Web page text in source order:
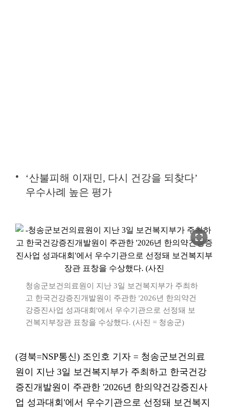
‘산불피해 이재민, 다시 건강을 되찾다’
우수사례 높은 평가
fullscreen
청송군보건의료원이 지난 3일 보건복지부가 주최하
고 한국건강증진개발원이 주관한 '2026년 한의약건
강증진사업 성과대회'에서 우수기관으로 선정돼 보
건복지부장관 표창을 수상했다. (사진 = 청송군)
(경북=NSP통신) 조인호 기자 = 청송군보건의료
원이 지난 3일 보건복지부가 주최하고 한국건강
증진개발원이 주관한 '2026년 한의약건강증진사
업 성과대회'에서 우수기관으로 선정돼 보건복지